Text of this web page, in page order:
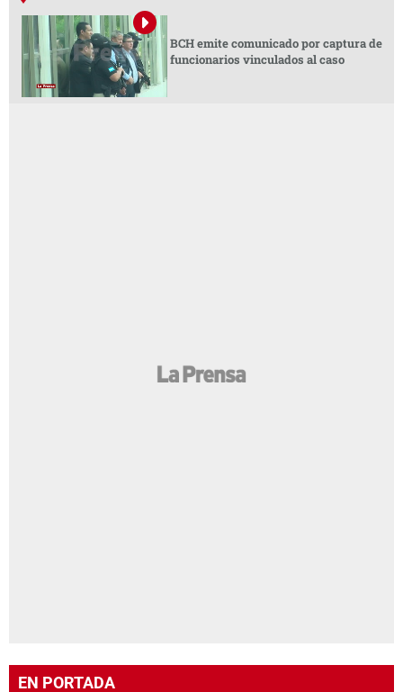
BCH emite comunicado por captura de
funcionarios vinculados al caso
EN PORTADA